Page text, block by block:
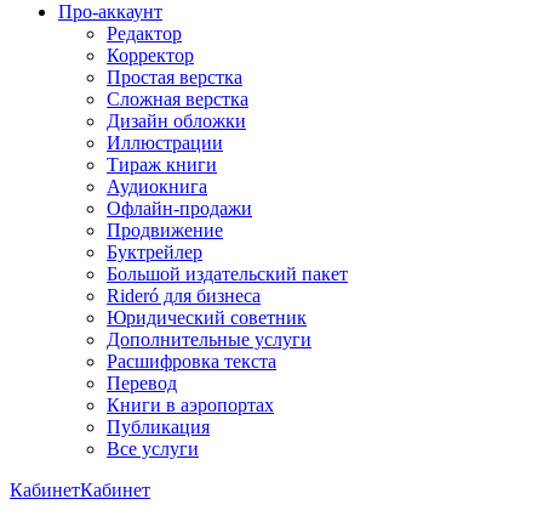
Про-аккаунт
Редактор
Корректор
Простая верстка
Сложная верстка
Дизайн обложки
Иллюстрации
Тираж книги
Аудиокнига
Офлайн-продажи
Продвижение
Буктрейлер
Большой издательский пакет
Rideró для бизнеса
Юридический советник
Дополнительные услуги
Расшифровка текста
Перевод
Книги в аэропортах
Публикация
Все услуги
КабинетКабинет